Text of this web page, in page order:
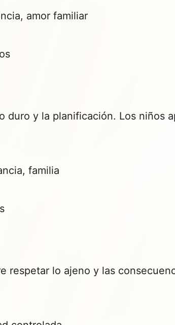
amor familiar
duro y la planificación. Los niños
familia
respetar lo ajeno y las